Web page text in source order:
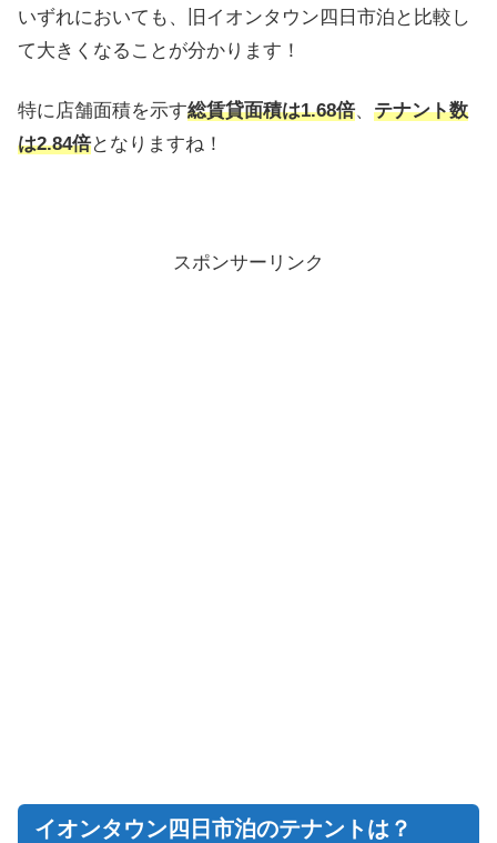
いずれにおいても、旧イオンタウン四日市泊と比較し
て大きくなることが分かります！
特に店舗面積を示す総賃貸面積は1.68倍、 テナント数
は2.84倍となりますね！
スポンサーリンク
イオンタウン四日市泊のテナントは？